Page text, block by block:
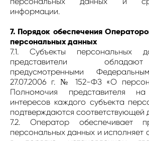
информации.
7. Порядок обеспечения
персональных данных
7.1. Субъекты персональных
представители
предусмотренными
27.07.2006 г. № 152-ФЗ «О
Полномочия представителя на
интересов каждого субъекта
подтверждаются соответствующей
7.2. Оператор обеспечивает
персональных данных и исполняет